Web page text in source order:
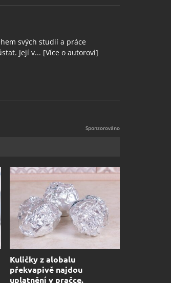
svých studií a práce
Její v... [Více o autorovi]
Kuličky z alobalu
překvapivě najdou
uplatnění v pračce.